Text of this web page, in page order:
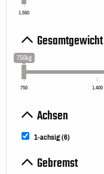
1.550
Gesamtgewicht
750kg
750 1.400
Achsen
1-achsig(6)
Gebremst